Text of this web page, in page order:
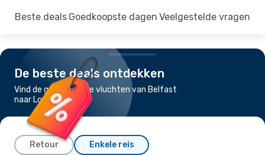
Beste deals Goedkoopste dagen Veelgestelde vragen
De beste deals ontdekken
Vind de goedkoopste vluchten van Belfast
naar Londen
Retour Enkele reis